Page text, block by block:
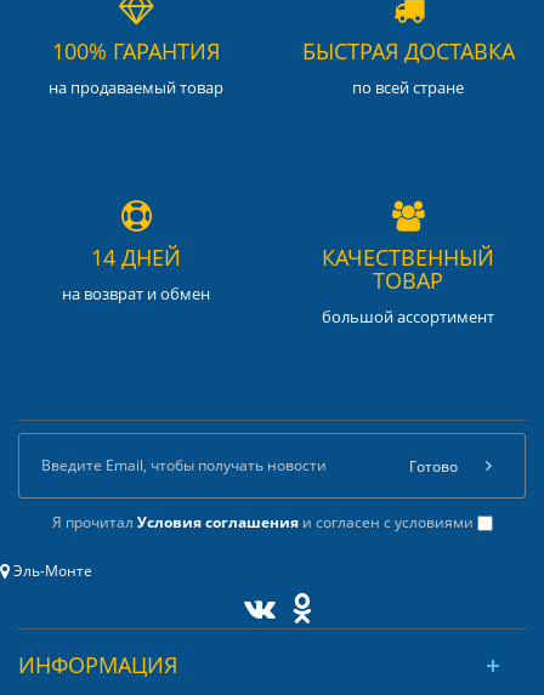
100% ГАРАНТИЯ
на продаваемый товар
БЫСТРАЯ ДОСТАВКА
по всей стране
14 ДНЕЙ
на возврат и обмен
КАЧЕСТВЕННЫЙ
ТОВАР
большой ассортимент
Я прочитал Условия соглашенияи согласен с условиями
Готово
Эль-Монте
ИНФОРМАЦИЯ